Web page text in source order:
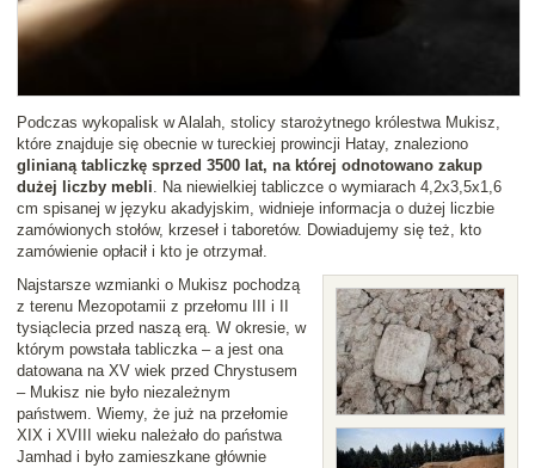
Podczas wykopalisk w Alalah, stolicy starożytnego królestwa Mukisz,
które znajduje się obecnie w tureckiej prowincji Hatay, znaleziono
glinianą tabliczkę sprzed 3500 lat, na której odnotowano zakup
dużej liczby mebli. Na niewielkiej tabliczce o wymiarach 4,2x3,5x1,6
cm spisanej w języku akadyjskim, widnieje informacja o dużej liczbie
zamówionych stołów, krzeseł i taboretów. Dowiadujemy się też, kto
zamówienie opłacił i kto je otrzymał.
Najstarsze wzmianki o Mukisz pochodzą
z terenu Mezopotamii z przełomu III i II
tysiąclecia przed naszą erą. W okresie, w
którym powstała tabliczka – a jest ona
datowana na XV wiek przed Chrystusem
– Mukisz nie było niezależnym
państwem. Wiemy, że już na przełomie
XIX i XVIII wieku należało do państwa
Jamhad i było zamieszkane głównie